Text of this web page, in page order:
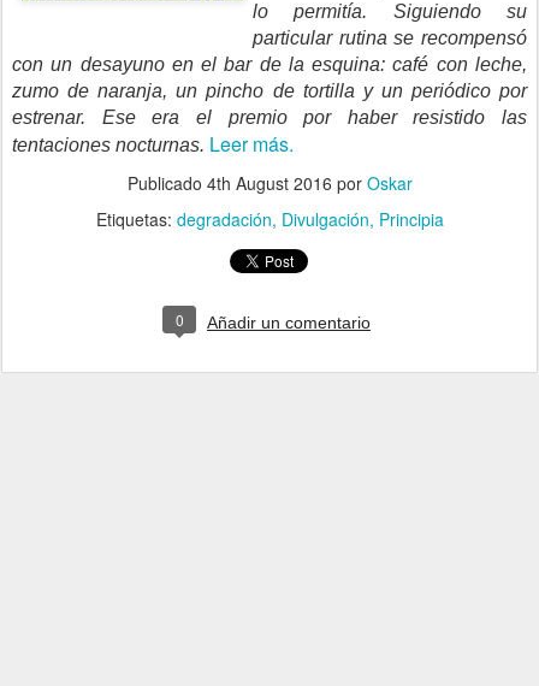
lo permitía. Siguiendo su
particular rutina se recompensó
con un desayuno en el bar de la esquina: café con leche,
zumo de naranja, un pincho de tortilla y un periódico por
estrenar. Ese era el premio por haber resistido las
tentaciones nocturnas. Leer más.
Publicado 4th August 2016 por Oskar
Etiquetas: degradación Divulgación Principia
0 Añadir un comentario